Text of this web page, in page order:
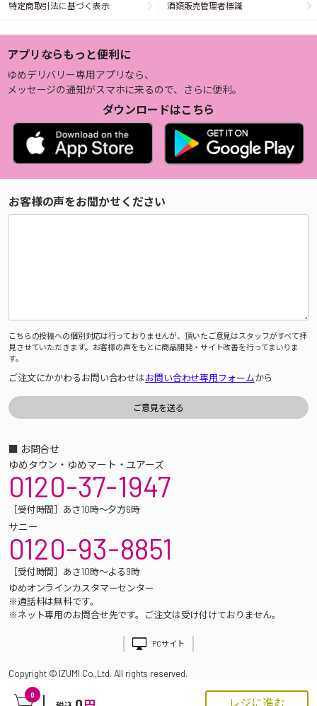
0
レジに進む
特定商取引法に基づく表示 酒類販売管理者標識
アプリならもっと便利に
ゆめデリバリー専用アプリなら、
メッセージの通知がスマホに来るので、さらに便利。
ダウンロードはこちら
お客様の声をお聞かせください
こちらの投稿への個別対応は行っておりませんが、頂いたご意見はスタッフがすべて拝
見させていただきます。お客様の声をもとに商品開発・サイト改善を行ってまいりま
す。
ご注文にかかわるお問い合わせはお問い合わせ専用フォームから
■ お問合せ
ゆめタウン・ゆめマート・ユアーズ
0120-37-1947
［受付時間］あさ10時～夕方6時
サニー
0120-93-8851
［受付時間］あさ10時～よる9時
ゆめオンラインカスタマーセンター
※通話料は無料です。
※ネット専用のお問合せ先です。ご注文は受け付けておりません。
PCサイト
Copyright © IZUMI Co.,Ltd. All rights reserved.